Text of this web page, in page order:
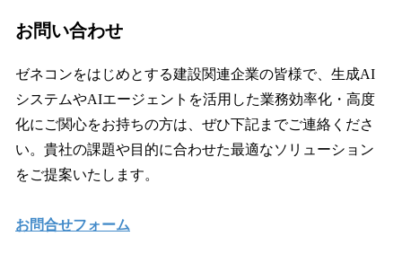
お問い合わせ
ゼネコンをはじめとする建設関連企業の皆様で、生成AI
システムやAIエージェントを活用した業務効率化・高度
化にご関心をお持ちの方は、ぜひ下記までご連絡くださ
い。貴社の課題や目的に合わせた最適なソリューション
をご提案いたします。
お問合せフォーム